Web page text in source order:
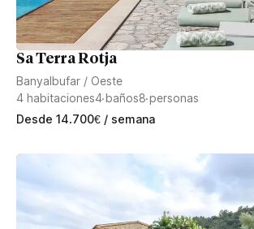
Sa Terra Rotja
Banyalbufar / Oeste
4 habitaciones4baños8personas
Desde 14.700€ / semana